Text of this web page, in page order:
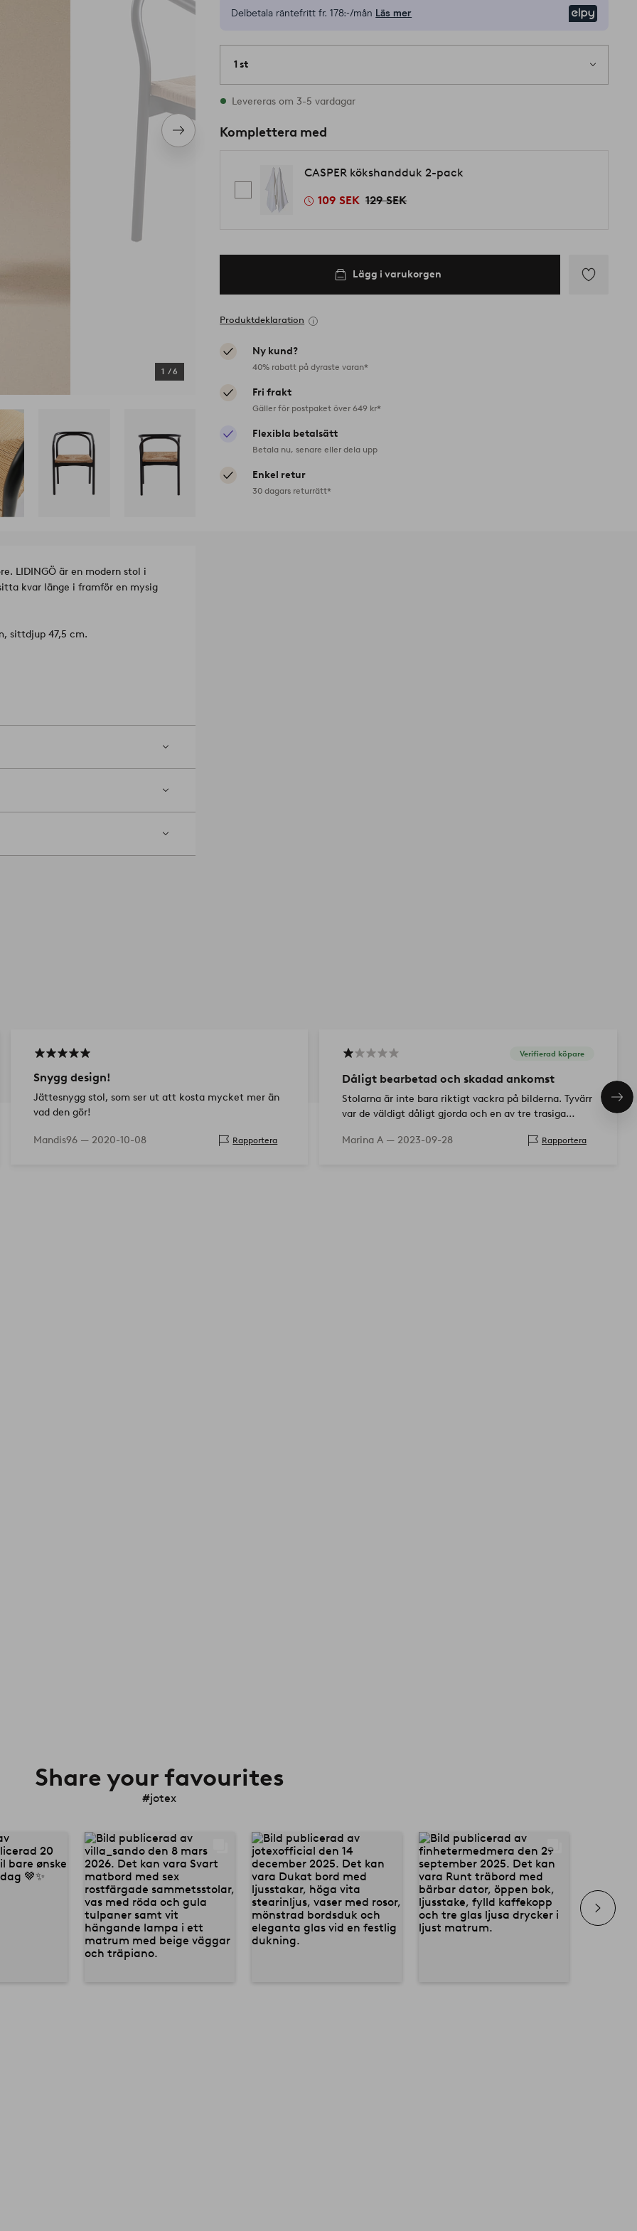
Nästa
produkt
1 /6
Delbetala räntefritt fr.178:-/mån Läs mer
1 st
I lager
Levereras om 3-5 vardagar
Komplettera med
CASPER kökshandduk 2-pack
109 SEK 129 SEK
Lägg i varukorgen
Produktdeklaration
Ny kund?
40% rabatt på dyraste varan*
Fri frakt
Gäller för postpaket över 649 kr*
Flexibla betalsätt
Betala nu, senare eller dela upp
Enkel retur
30 dagars returrätt*
LIDINGÖ är en modern stol i
kvar länge i framför en mysig
sittdjup 47,5 cm.
Snygg design!
Jättesnygg stol, som ser ut att kosta mycket mer än
vad den gör!
Mandis96 — 2020-10-08 Rapportera
Verifierad köpare
Dåligt bearbetad och skadad ankomst
Stolarna är inte bara riktigt vackra på bilderna. Tyvärr
var de väldigt dåligt gjorda och en av tre trasiga
Marina A — 2023-09-28 Rapportera
Share your favourites
#jotex